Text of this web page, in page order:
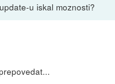
u iskal moznosti?